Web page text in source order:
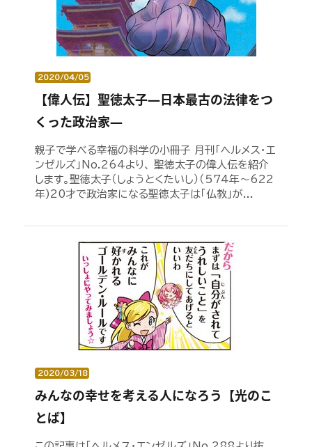
2020/04/05
【偉人伝】聖徳太子―日本最古の法律をつ
くった政治家―
親子で学べる幸福の科学の小冊子 月刊「ヘルメス・エ
ンゼルズ」No.264より、 聖徳太子の偉人伝を紹介
します。聖徳太子（しょうとくたいし）（574年～622
年)20才で政治家になる聖徳太子は「仏教」が...
2020/03/18
みんなの幸せを考える人になろう【光のこ
とば】